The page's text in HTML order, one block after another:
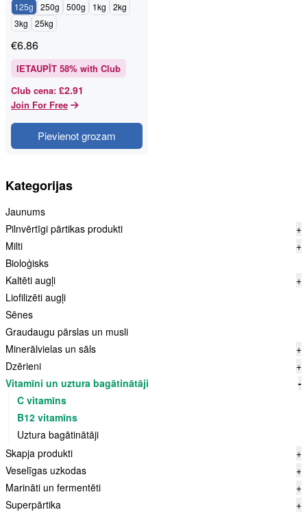
Kategorijas
Jaunums
Pilnvērtīgi pārtikas produkti
+
Milti
+
Bioloģisks
Kaltēti augļi
+
Liofilizēti augļi
Sēnes
Graudaugu pārslas un musli
Minerālvielas un sāls
+
Dzērieni
+
Vitamīni un uztura bagātinātāji
-
C vitamīns
B12 vitamīns
Uztura bagātinātāji
Skapja produkti
+
Veselīgas uzkodas
+
Marināti un fermentēti
+
Superpārtika
+
125g 250g 500g 1kg
2kg
3kg
25kg
€6.86
IETAUPĪT 58% with Club
Club cena: £2.91
Join For Free
Pievienot grozam